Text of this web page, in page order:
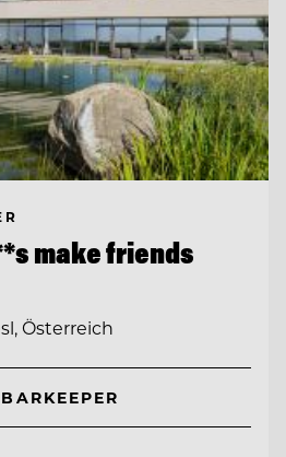
make friends
Österreich
DE RANG / BARKEEPER